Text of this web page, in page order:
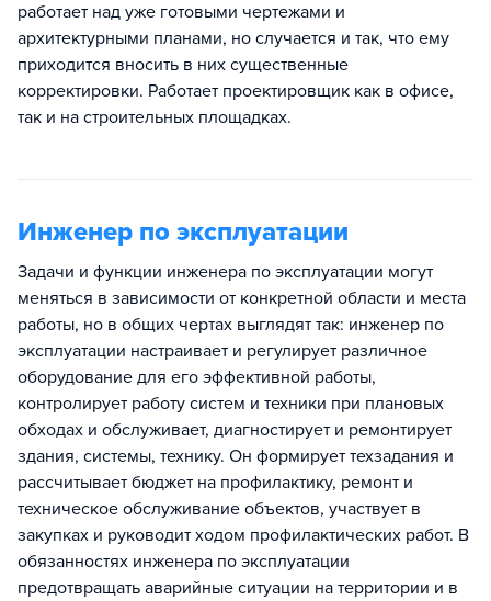
работает над уже готовыми чертежами и
архитектурными планами, но случается и так, что ему
приходится вносить в них существенные
корректировки. Работает проектировщик как в офисе,
так и на строительных площадках.
Инженер по эксплуатации
Задачи и функции инженера по эксплуатации могут
меняться в зависимости от конкретной области и места
работы, но в общих чертах выглядят так: инженер по
эксплуатации настраивает и регулирует различное
оборудование для его эффективной работы,
контролирует работу систем и техники при плановых
обходах и обслуживает, диагностирует и ремонтирует
здания, системы, технику. Он формирует техзадания и
рассчитывает бюджет на профилактику, ремонт и
техническое обслуживание объектов, участвует в
закупках и руководит ходом профилактических работ. В
обязанностях инженера по эксплуатации
предотвращать аварийные ситуации на территории и в